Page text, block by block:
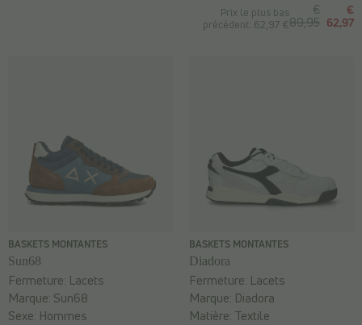
Prix le plus bas
précédent: 62,97 €
€
89,95
€
62,97
BASKETS MONTANTES
Sun68
Fermeture: Lacets
Marque: Sun68
Sexe: Hommes
BASKETS MONTANTES
Diadora
Fermeture: Lacets
Marque: Diadora
Matière: Textile